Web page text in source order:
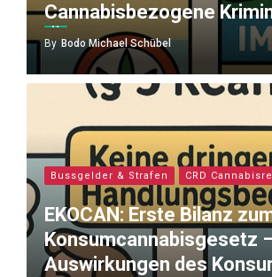
Cannabisbezogene
By Bodo Michael Schübel
Bussgelder & Strafen CRD
EKOCAN: Erste Bilanz
Konsumcannabisgesetz
Auswirkungen des